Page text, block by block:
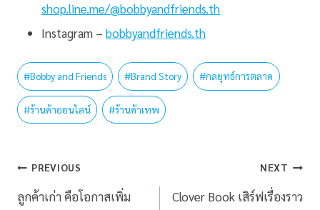
shop.line.me/@bobbyandfriends.th
Instagram – bobbyandfriends.th
#Bobby and Friends #Brand Story #กลยุทธ์การตลาด
#ร้านค้าออนไลน์ #ร้านค้าเทพ
PREVIOUS
ลูกค้าเก่า คือโอกาสเพิ่ม
NEXT
Clover Book เสิร์ฟเรื่องราว